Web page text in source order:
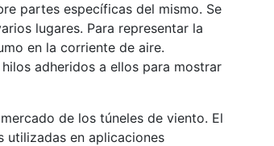
partes específicas del mismo. Se
lugares. Para representar la
en la corriente de aire.
adheridos a ellos para mostrar
de los túneles de viento. El
utilizadas en aplicaciones